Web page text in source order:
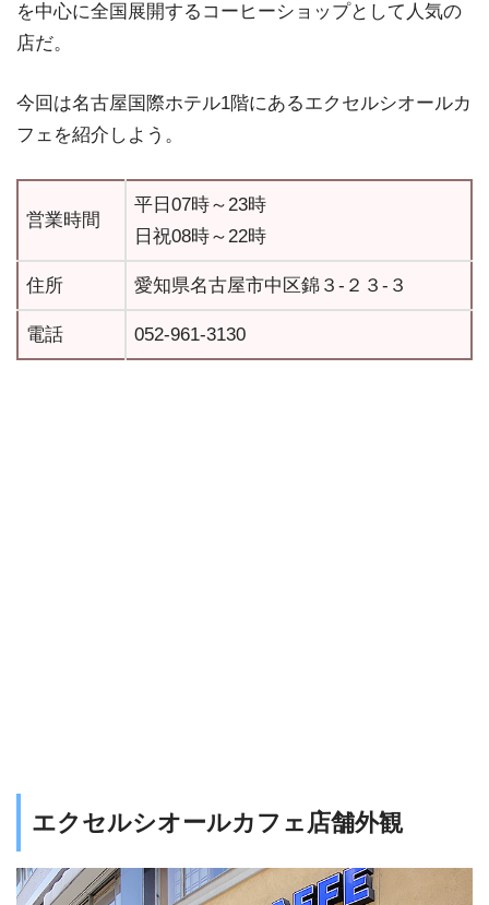
を中心に全国展開するコーヒーショップとして人気の
店だ。
今回は名古屋国際ホテル1階にあるエクセルシオールカ
フェを紹介しよう。
営業時間
平日07時～23時
日祝08時～22時
住所 愛知県名古屋市中区錦３‐２３‐３
電話 052-961-3130
エクセルシオールカフェ店舗外観